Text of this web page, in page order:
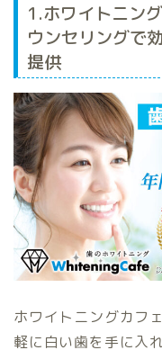
1.ホワイトニン
ウンセリングで
提供
ホワイトニングカフ
軽に白い歯を手に入